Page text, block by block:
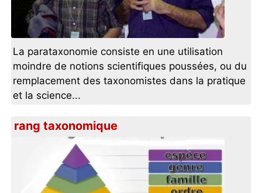
La parataxonomie consiste en une utilisation
moindre de notions scientifiques poussées, ou du
remplacement des taxonomistes dans la pratique
et la science...
rang taxonomique